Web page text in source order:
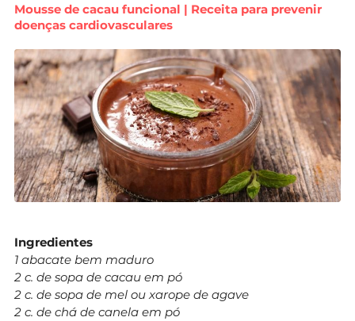
Mousse de cacau funcional | Receita para prevenir
doenças cardiovasculares
Ingredientes
1 abacate bem maduro
2 c. de sopa de cacau em pó
2 c. de sopa de mel ou xarope de agave
2 c. de chá de canela em pó